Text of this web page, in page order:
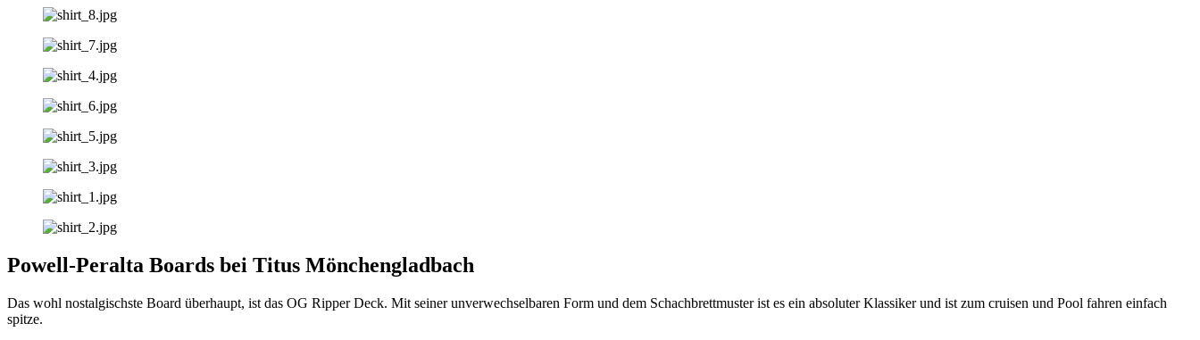
Powell-Peralta Boards bei Titus Mönchengladbach
Das wohl nostalgischste Board überhaupt, ist das OG Ripper Deck. Mit seiner unverwechselbaren Form und dem Schachbrettmuster ist es ein absoluter Klassiker und ist zum cruisen und Pool fahren einfach
spitze.